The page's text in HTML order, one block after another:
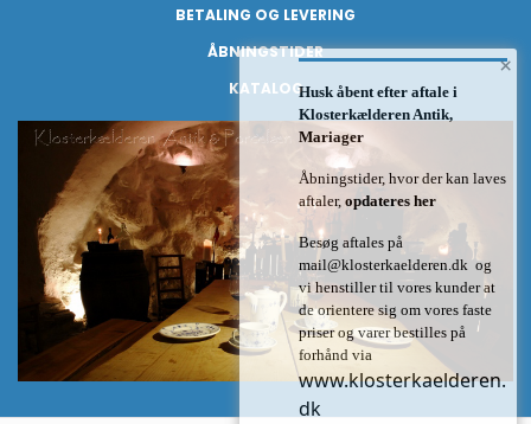
BETALING OG LEVERING
ÅBNINGSTIDER
KATALOG
×
Husk åbent efter aftale i
Klosterkælderen Antik,
Mariager
Åbningstider, hvor der kan laves
aftaler, opdateres her
Besøg aftales på
mail@klosterkaelderen.dk og
vi henstiller til vores kunder at
de orientere sig om vores faste
priser og varer bestilles på
forhånd via
www.klosterkaelderen.
dk